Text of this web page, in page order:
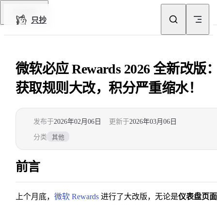
只抄
微软必应 Rewards 2026 全新改版
获取规则大改，积分严重缩水！
发布于2026年02月06日 更新于2026年03月06日
分类 其他
前言
上个月底， 微软 Rewards 进行了大改版，无论是仪表盘页面